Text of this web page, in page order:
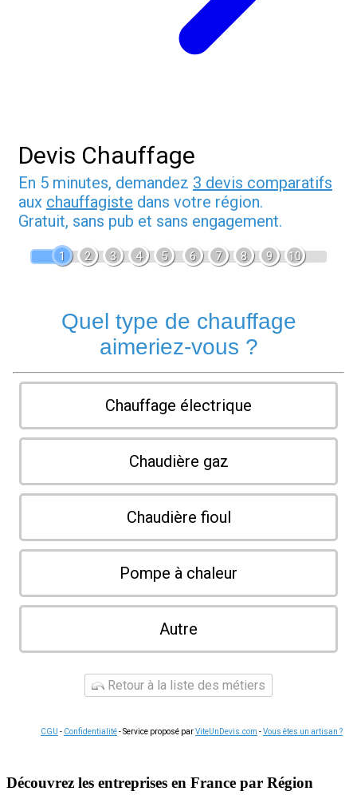
Devis Chauffage
En 5 minutes, demandez 3 devis comparatifs
aux chauffagiste dans votre région.
Gratuit, sans pub et sans engagement.
1 2 3 4 5 6 7 8 9 10
Quel type de chauffage
aimeriez-vous ?
Chauffage électrique
Chaudière gaz
Chaudière fioul
Pompe à chaleur
Autre
Retour à la liste des métiers
CGU - Confidentialité- Service proposé parViteUnDevis.com -Vous êtes un artisan ?
Découvrez les entreprises en France par Région